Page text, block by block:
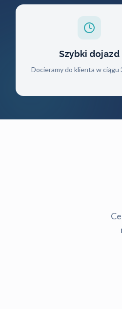
Szybki dojazd
Docieramy do klienta w ciągu